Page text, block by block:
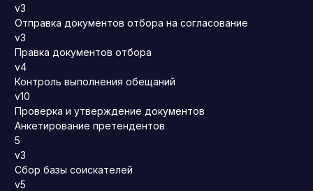
v3
Отправка документов отбора на согласование
v3
Правка документов отбора
v4
Контроль выполнения обещаний
v10
Проверка и утверждение документов
Анкетирование претендентов
5
v3
Сбор базы соискателей
v5